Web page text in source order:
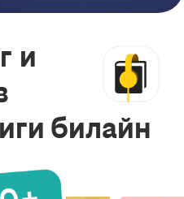
и
билайн